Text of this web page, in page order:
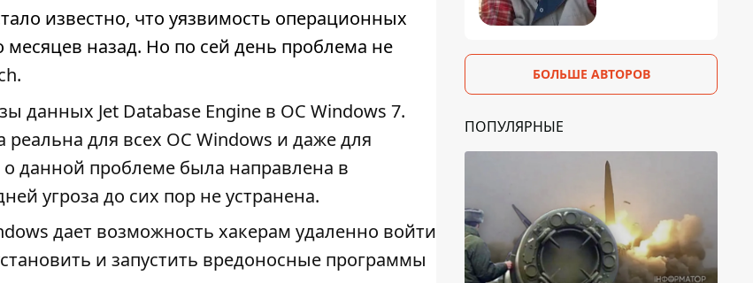
известно, что уязвимость операционных
назад. Но по сей день проблема не
.
данных Jet Database Engine в ОС Windows 7.
для всех ОС Windows и даже для
данной проблеме была направлена в
угроза до сих пор не устранена.
дает возможность хакерам удаленно войти
и запустить вредоносные программы
БОЛЬШЕ АВТОРОВ
ПОПУЛЯРНЫЕ